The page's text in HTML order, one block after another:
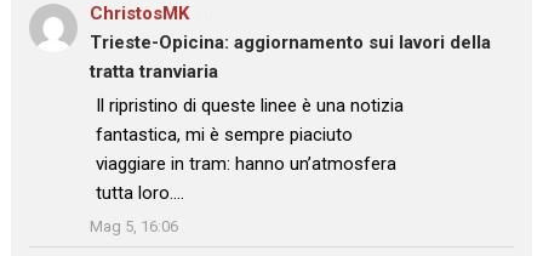
ChristosMKsu
Trieste-Opicina: aggiornamento sui lavori della
tratta tranviaria
: “
Il ripristino di queste linee è una notizia
fantastica, mi è sempre piaciuto
viaggiare in tram: hanno un’atmosfera
tutta loro.…
”
Mag 5, 16:06